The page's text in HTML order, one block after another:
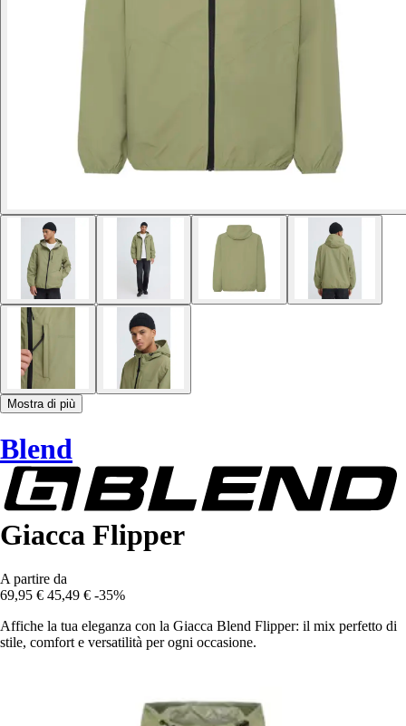
Mostra di più
Blend
Giacca Flipper
A partire da
69,95 € 45,49 € -35%
Affiche la tua eleganza con la Giacca Blend Flipper: il mix perfetto di
stile, comfort e versatilità per ogni occasione.